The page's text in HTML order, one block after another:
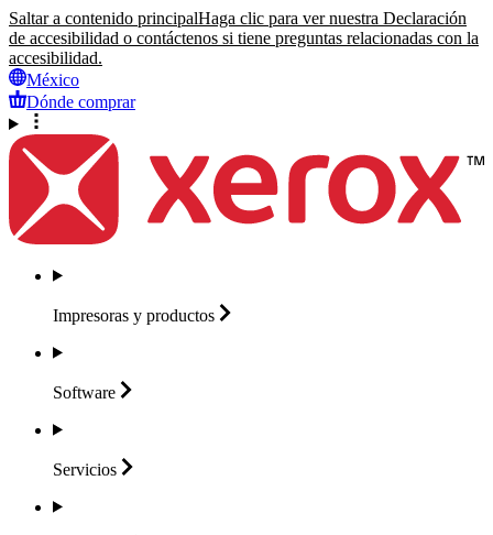
Saltar a contenido principalHaga clic para ver nuestra Declaración
de accesibilidad o contáctenos si tiene preguntas relacionadas con la
accesibilidad.
México
Dónde comprar
Impresoras y productos
Software
Servicios